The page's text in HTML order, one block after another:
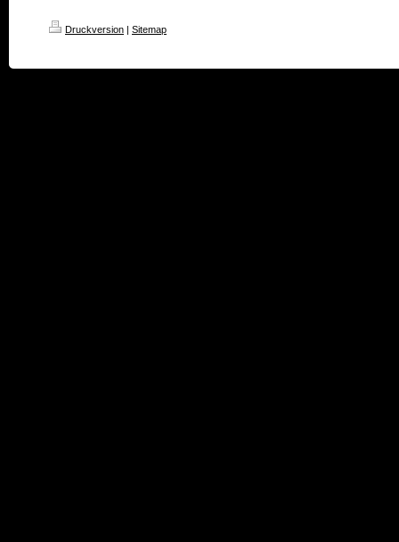
Druckversion | Sitemap